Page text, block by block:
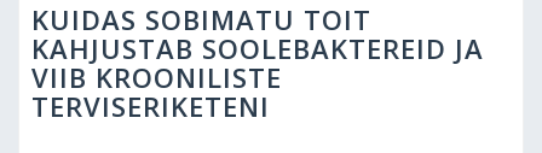
KUIDAS SOBIMATU TOIT
KAHJUSTAB SOOLEBAKTEREID JA
VIIB KROONILISTE
TERVISERIKETENI